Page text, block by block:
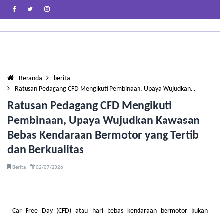
Beranda
berita
Ratusan Pedagang CFD Mengikuti Pembinaan, Upaya Wujudkan…
Ratusan Pedagang CFD Mengikuti
Pembinaan, Upaya Wujudkan Kawasan
Bebas Kendaraan Bermotor yang Tertib
dan Berkualitas
Berita | 02/07/2026
Car Free Day (CFD) atau hari bebas kendaraan bermotor bukan